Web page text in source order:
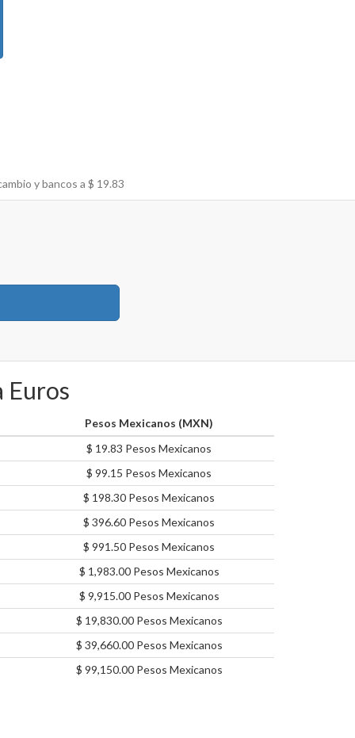
y bancos a $ 19.83
Euros
Pesos Mexicanos (MXN)
$ 19.83 Pesos Mexicanos
$ 99.15 Pesos Mexicanos
$ 198.30 Pesos Mexicanos
$ 396.60 Pesos Mexicanos
$ 991.50 Pesos Mexicanos
$ 1,983.00 Pesos Mexicanos
$ 9,915.00 Pesos Mexicanos
$ 19,830.00 Pesos Mexicanos
$ 39,660.00 Pesos Mexicanos
$ 99,150.00 Pesos Mexicanos